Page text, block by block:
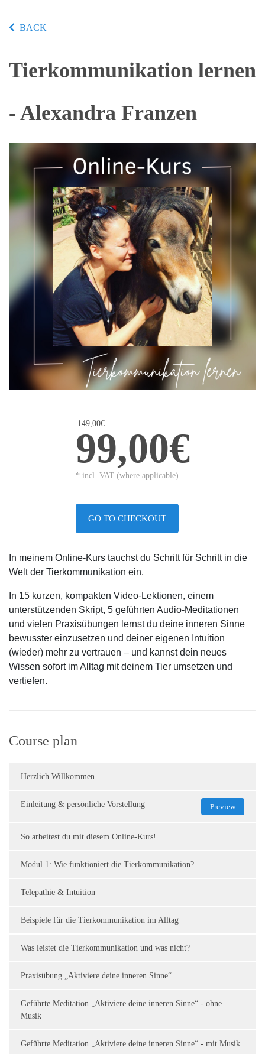
BACK
Tierkommunikation lernen
- Alexandra Franzen
149,00€
99,00€
* incl. VAT (where applicable)
GO TO CHECKOUT
In meinem Online-Kurs tauchst du Schritt für Schritt in die
Welt der Tierkommunikation ein.
In 15 kurzen, kompakten Video-Lektionen, einem
unterstützenden Skript, 5 geführten Audio-Meditationen
und vielen Praxisübungen lernst du deine inneren Sinne
bewusster einzusetzen und deiner eigenen Intuition
(wieder) mehr zu vertrauen – und kannst dein neues
Wissen sofort im Alltag mit deinem Tier umsetzen und
vertiefen.
Course plan
Herzlich Willkommen
Einleitung & persönliche Vorstellung Preview
So arbeitest du mit diesem Online-Kurs!
Modul 1: Wie funktioniert die Tierkommunikation?
Telepathie & Intuition
Beispiele für die Tierkommunikation im Alltag
Was leistet die Tierkommunikation und was nicht?
Praxisübung „Aktiviere deine inneren Sinne“
Geführte Meditation „Aktiviere deine inneren Sinne“ - ohne
Musik
Geführte Meditation „Aktiviere deine inneren Sinne“ - mit Musik